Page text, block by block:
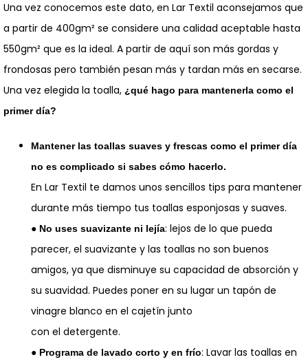
Una vez conocemos este dato, en Lar Textil aconsejamos que
a partir de 400gm² se considere una calidad aceptable hasta
550gm² que es la ideal. A partir de aquí son más gordas y
frondosas pero también pesan más y tardan más en secarse.
Una vez elegida la toalla, ¿qué hago para mantenerla como el
primer día?
Mantener las toallas suaves y frescas como el primer día
no es complicado si sabes cómo hacerlo.
En Lar Textil te damos unos sencillos tips para mantener
durante más tiempo tus toallas esponjosas y suaves.
● No uses suavizante ni lejía: lejos de lo que pueda
parecer, el suavizante y las toallas no son buenos
amigos, ya que disminuye su capacidad de absorción y
su suavidad. Puedes poner en su lugar un tapón de
vinagre blanco en el cajetín junto
con el detergente.
● Programa de lavado corto y en frío: Lavar las toallas en